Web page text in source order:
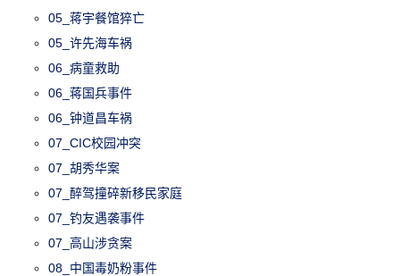
05_蒋宇餐馆猝亡
05_许先海车祸
06_病童救助
06_蒋国兵事件
06_钟道昌车祸
07_CIC校园冲突
07_胡秀华案
07_醉驾撞碎新移民家庭
07_钓友遇袭事件
07_高山涉贪案
08_中国毒奶粉事件